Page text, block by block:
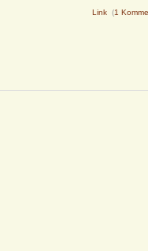
Link (1